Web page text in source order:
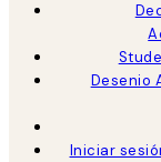
Desenio
Iniciar